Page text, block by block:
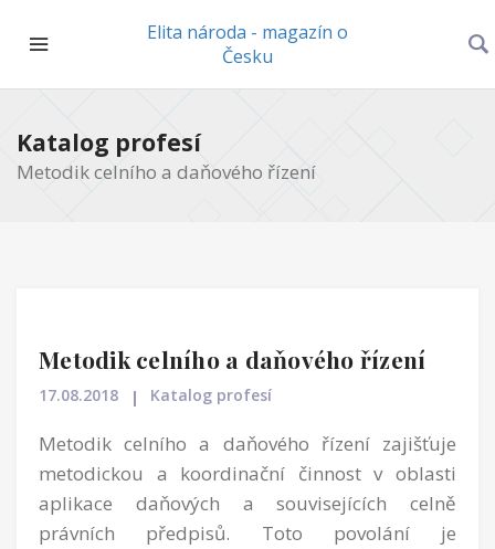
Elita národa - magazín o
Česku
Katalog profesí
Metodik celního a daňového řízení
Metodik celního a daňového řízení
17.08.2018 Katalog profesí
Metodik celního a daňového řízení zajišťuje
metodickou a koordinační činnost v oblasti
aplikace daňových a souvisejících celně
právních předpisů. Toto povolání je